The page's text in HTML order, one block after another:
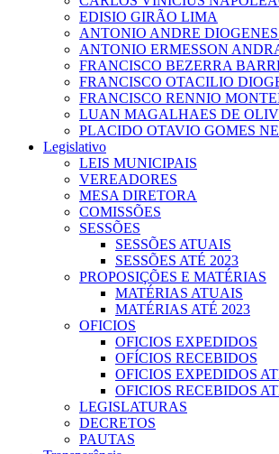
EDISIO GIRÃO LIMA
ANTONIO ANDRE
ANTONIO ERMESSON
FRANCISCO BEZERRA
FRANCISCO OTACILIO
FRANCISCO RENNIO
LUAN MAGALHAES DE
PLACIDO OTAVIO GOMES
Legislativo
LEIS MUNICIPAIS
VEREADORES
MESA DIRETORA
COMISSÕES
SESSÕES
SESSÕES ATUAIS
SESSÕES ATÉ 2023
PROPOSIÇÕES E MATÉRIAS
MATÉRIAS ATUAIS
MATÉRIAS ATÉ 2023
OFICIOS
OFICIOS EXPEDIDOS
OFÍCIOS RECEBIDOS
OFICIOS EXPEDIDOS
OFICIOS RECEBIDOS
LEGISLATURAS
DECRETOS
PAUTAS